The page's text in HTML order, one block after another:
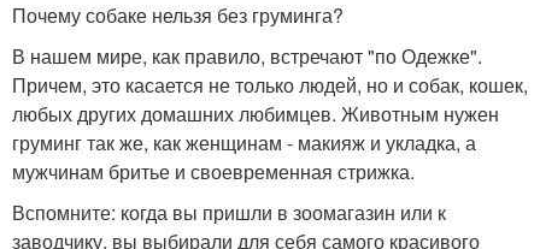
Почему собаке нельзя без груминга?
В нашем мире, как правило, встречают "по Одежке".
Причем, это касается не только людей, но и собак, кошек,
любых других домашних любимцев. Животным нужен
груминг так же, как женщинам - макияж и укладка, а
мужчинам бритье и своевременная стрижка.
Вспомните: когда вы пришли в зоомагазин или к
заводчику, вы выбирали для себя самого красивого